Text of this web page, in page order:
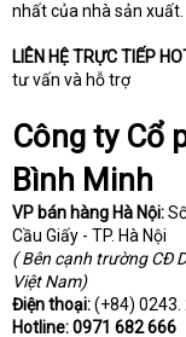
nhất của nhà sản xuất.
LIÊN HỆ TRỰC TIẾP
tư vấn và hỗ trợ
Công ty Cổ
Bình Minh
VP bán hàng Hà Nội:
Cầu Giấy - TP. Hà Nội
( Bên cạnh trường CĐ
Việt Nam)
Điện thoại:(+84) 0243.
Hotline:0971 682 666